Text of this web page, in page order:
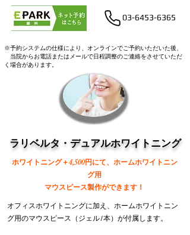
03-6453-6365
※予約システムの仕様により、オンラインでご予約いただいた後、
当院からお電話またはメールで日程調整のご連絡をさせていただ
く場合があります。
​ラリベルタ・デュアルホワイトニング
​ホワイトニング＋4,500円にて、ホームホワイトニン
グ用
マウスピース製作ができます！
オフィスホワイトニングに加え、ホームホワイトニン
グ用のマウスピース（ジェル1本）が付属します。